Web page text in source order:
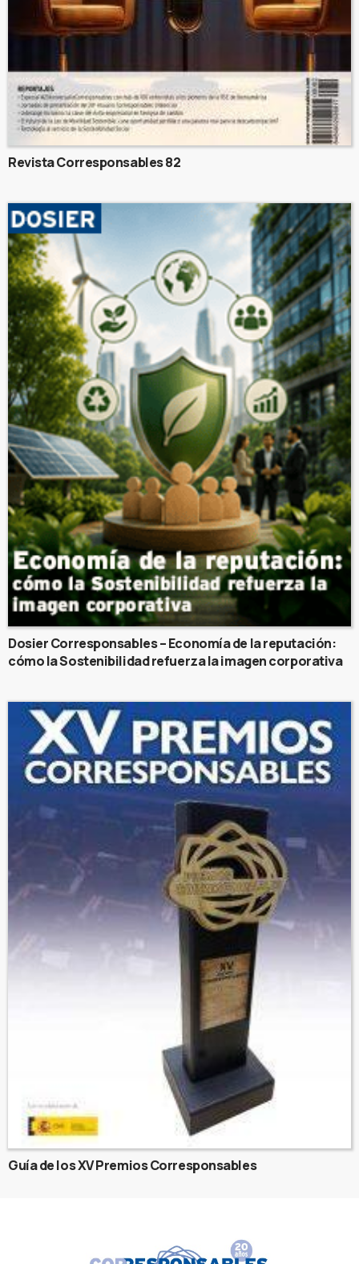
Revista Corresponsables 82
Dosier Corresponsables – Economía de la reputación:
cómo la Sostenibilidad refuerza la imagen corporativa
Guía de los XV Premios Corresponsables